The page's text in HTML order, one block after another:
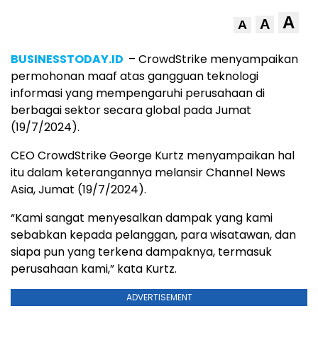
A A A
BUSINESSTODAY.ID – CrowdStrike menyampaikan
permohonan maaf atas gangguan teknologi
informasi yang mempengaruhi perusahaan di
berbagai sektor secara global pada Jumat
(19/7/2024).
CEO CrowdStrike George Kurtz menyampaikan hal
itu dalam keterangannya melansir Channel News
Asia, Jumat (19/7/2024).
“Kami sangat menyesalkan dampak yang kami
sebabkan kepada pelanggan, para wisatawan, dan
siapa pun yang terkena dampaknya, termasuk
perusahaan kami,” kata Kurtz.
ADVERTISEMENT